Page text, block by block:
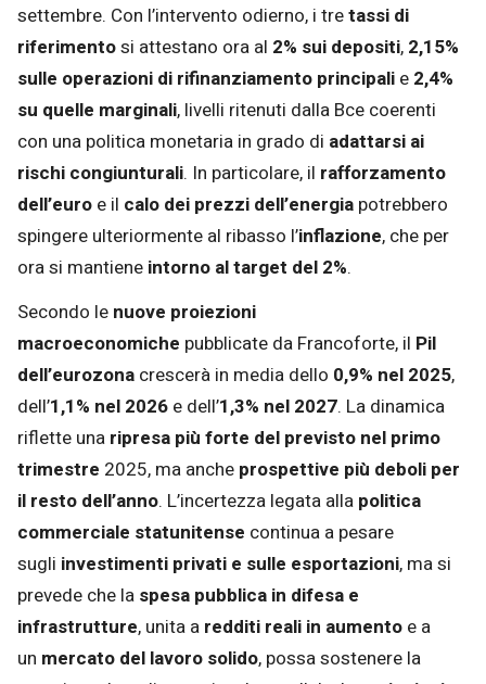
settembre. Con l’intervento odierno, i tretassi di
riferimentosi attestano ora al 2% sui depositi, 2,15%
sulle operazioni di rifinanziamento principali e 2,4%
su quelle marginali, livelli ritenuti dalla Bce coerenti
con una politica monetaria in grado di adattarsi ai
rischi congiunturali. In particolare, il rafforzamento
dell’euro e il calo dei prezzi dell’energia potrebbero
spingere ulteriormente al ribasso l’inflazione, che per
ora si mantiene intorno al target del 2%.
Secondo le nuove proiezioni
macroeconomiche pubblicate da Francoforte, il Pil
dell’eurozona crescerà in media dello 0,9% nel 2025,
dell’1,1% nel 2026 e dell’1,3% nel 2027. La dinamica
riflette una ripresa più forte del previsto nel primo
trimestre 2025, ma anche prospettive più deboli per
il resto dell’anno. L’incertezza legata alla politica
commerciale statunitense continua a pesare
sugli investimenti privati e sulle esportazioni, ma si
prevede che la spesa pubblica in difesa e
infrastrutture, unita a redditi reali in aumento e a
un mercato del lavoro solido, possa sostenere la